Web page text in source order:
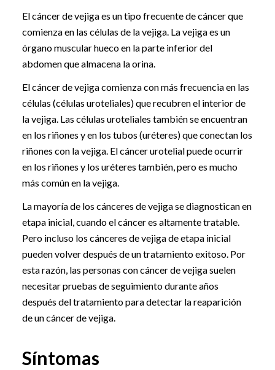
El cáncer de vejiga es un tipo frecuente de cáncer que
comienza en las células de la vejiga. La vejiga es un
órgano muscular hueco en la parte inferior del
abdomen que almacena la orina.
El cáncer de vejiga comienza con más frecuencia en las
células (células uroteliales) que recubren el interior de
la vejiga. Las células uroteliales también se encuentran
en los riñones y en los tubos (uréteres) que conectan los
riñones con la vejiga. El cáncer urotelial puede ocurrir
en los riñones y los uréteres también, pero es mucho
más común en la vejiga.
La mayoría de los cánceres de vejiga se diagnostican en
etapa inicial, cuando el cáncer es altamente tratable.
Pero incluso los cánceres de vejiga de etapa inicial
pueden volver después de un tratamiento exitoso. Por
esta razón, las personas con cáncer de vejiga suelen
necesitar pruebas de seguimiento durante años
después del tratamiento para detectar la reaparición
de un cáncer de vejiga.
Síntomas